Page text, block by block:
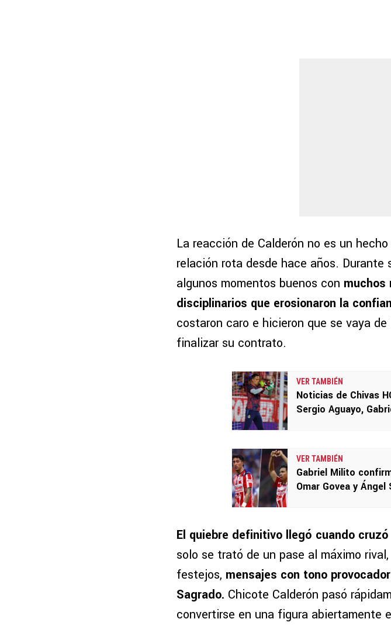
La reacción de Calderón no es un
relación rota desde hace años. Durante
algunos momentos buenos con muchos
disciplinarios que erosionaron la
costaron caro e hicieron que se vaya
finalizar su contrato.
VER TAMBIÉN
Noticias de Chivas
Sergio Aguayo,
VER TAMBIÉN
Gabriel Milito
Omar Govea y
El quiebre definitivo llegó cuando
solo se trató de un pase al máximo
festejos, mensajes con tono
Sagrado. Chicote Calderón pasó
convertirse en una figura abiertamente